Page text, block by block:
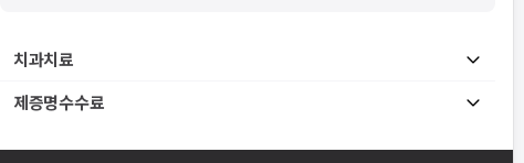
치과치료
제증명수수료